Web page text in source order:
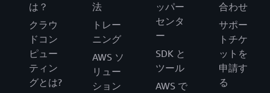
は？
クラウ
ドコン
ピュー
ティン
グとは?
法
トレー
ニング
AWS ソ
リュー
ション
ッパー
センタ
ー
SDK と
ツール
AWS で
合わせ
サポー
トチケ
ットを
申請す
る